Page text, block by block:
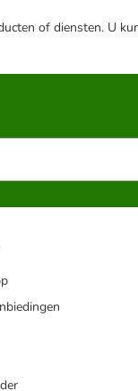
of diensten. U